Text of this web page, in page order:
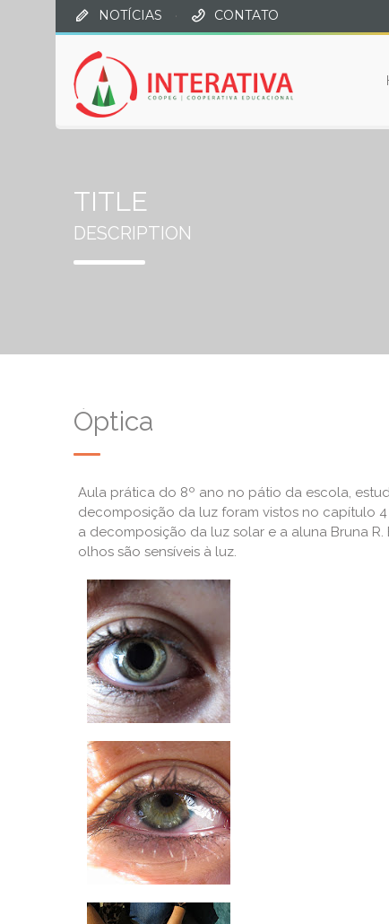
NOTÍCIAS · CONTATO
TITLE
DESCRIPTION
Óptica
Aula prática do 8º ano no pátio da escola,
decomposição da luz foram vistos no capítulo
a decomposição da luz solar e a aluna Bruna
olhos são sensíveis à luz.